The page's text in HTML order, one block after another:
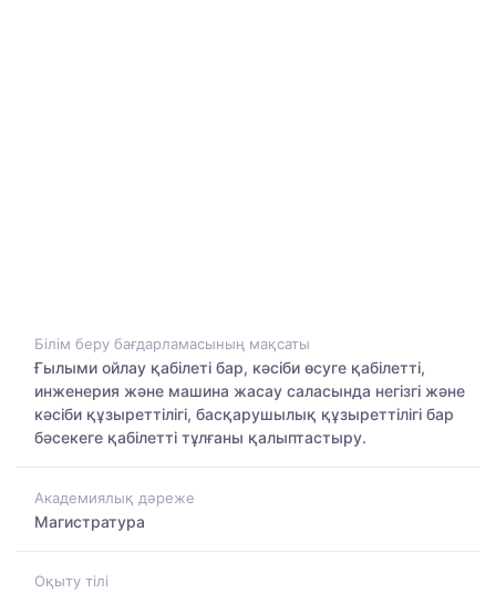
Білім беру бағдарламасының мақсаты
Ғылыми ойлау қабілеті бар, кәсіби өсуге қабілетті,
инженерия және машина жасау саласында негізгі және
кәсіби құзыреттілігі, басқарушылық құзыреттілігі бар
бәсекеге қабілетті тұлғаны қалыптастыру.
Академиялық дәреже
Магистратура
Оқыту тілі